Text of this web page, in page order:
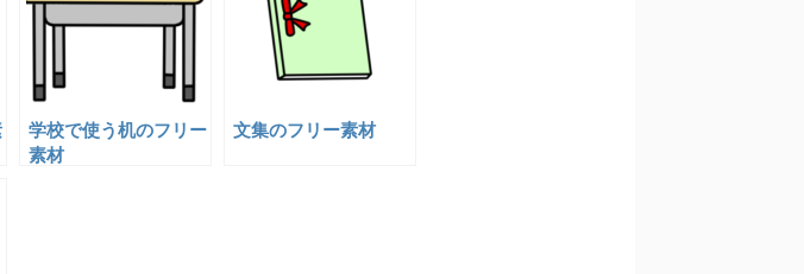
学校で使う机のフリー
素材
文集のフリー素材